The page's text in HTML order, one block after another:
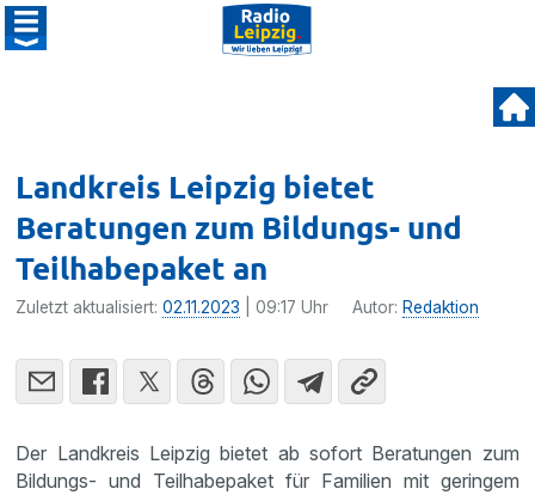
Landkreis Leipzig bietet
Beratungen zum Bildungs- und
Teilhabepaket an
Zuletzt aktualisiert:02.11.2023 | 09:17 Uhr Autor: Redaktion
Der Landkreis Leipzig bietet ab sofort Beratungen zum
Bildungs- und Teilhabepaket für Familien mit geringem